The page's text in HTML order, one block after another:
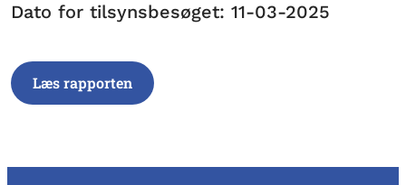
Dato for tilsynsbesøget: 11-03-2025
Læs rapporten